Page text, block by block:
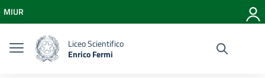
Vai al menu di navigazione
Vai al footer
MIUR
Liceo Scientifico
Enrico Fermi